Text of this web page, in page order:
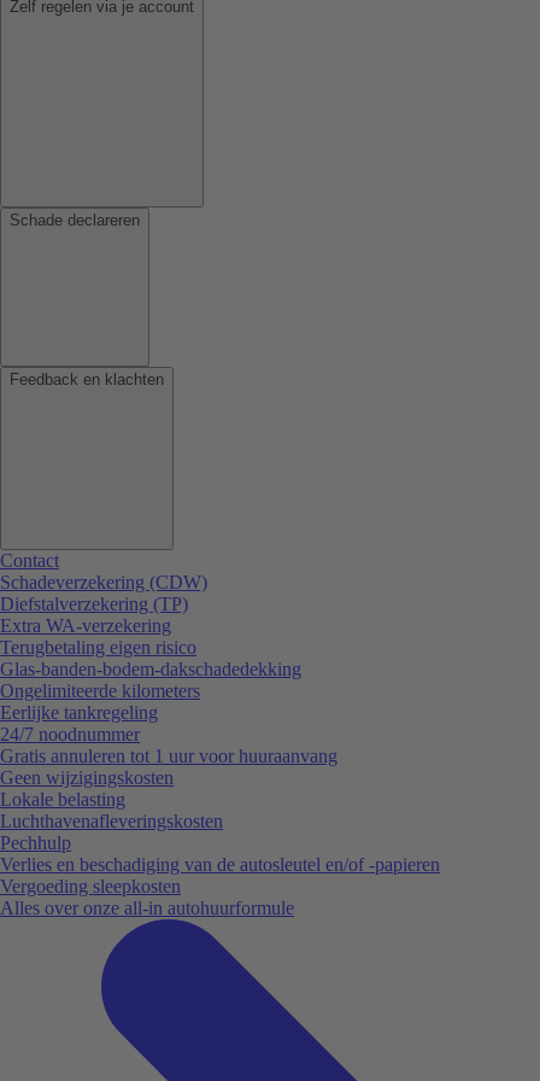
Zelf regelen via je account
Schade declareren
Feedback en klachten
Contact
Schadeverzekering (CDW)
Diefstalverzekering (TP)
Extra WA-verzekering
Terugbetaling eigen risico
Glas-banden-bodem-dakschadedekking
Ongelimiteerde kilometers
Eerlijke tankregeling
24/7 noodnummer
Gratis annuleren tot 1 uur voor huuraanvang
Geen wijzigingskosten
Lokale belasting
Luchthavenafleveringskosten
Pechhulp
Verlies en beschadiging van de autosleutel en/of -papieren
Vergoeding sleepkosten
Alles over onze all-in autohuurformule